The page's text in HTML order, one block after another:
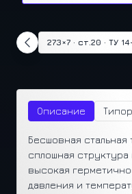
273×7 · ст.20 · ТУ
Описание
Бесшовная
сплошная структура
высокая
давления и